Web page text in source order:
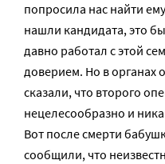
попросила нас найти
нашли кандидата, это
давно работал с этой
доверием. Но в органах
сказали, что второго
нецелесообразно и
Вот после смерти
сообщили, что